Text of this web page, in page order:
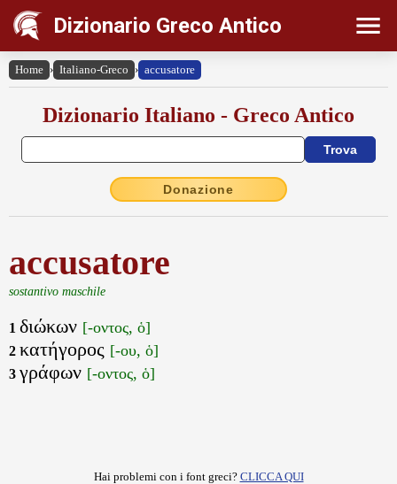
Dizionario Greco Antico
Home › Italiano-Greco › accusatore
Dizionario Italiano - Greco Antico
Donazione
accusatore
sostantivo maschile
1 διώκων [-οντος, ὁ]
2 κατήγορος [-ου, ὁ]
3 γράφων [-οντος, ὁ]
Hai problemi con i font greci? CLICCA QUI